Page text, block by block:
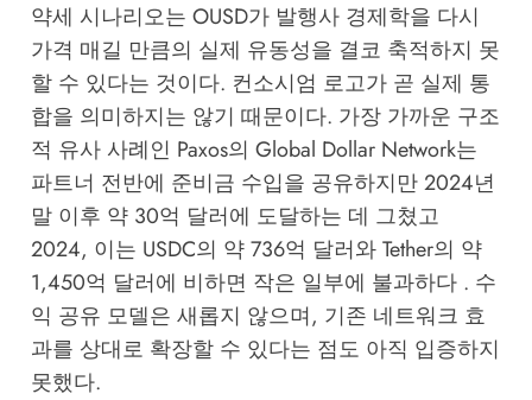
약세 시나리오는 OUSD가 발행사 경제학을 다시
가격 매길 만큼의 실제 유동성을 결코 축적하지 못
할 수 있다는 것이다. 컨소시엄 로고가 곧 실제 통
합을 의미하지는 않기 때문이다. 가장 가까운 구조
적 유사 사례인 Paxos의 Global Dollar Network는
파트너 전반에 준비금 수입을 공유하지만 2024년
말 이후 약 30억 달러에 도달하는 데 그쳤고
2024, 이는 USDC의 약 736억 달러와 Tether의 약
1,450억 달러에 비하면 작은 일부에 불과하다 . 수
익 공유 모델은 새롭지 않으며, 기존 네트워크 효
과를 상대로 확장할 수 있다는 점도 아직 입증하지
못했다.